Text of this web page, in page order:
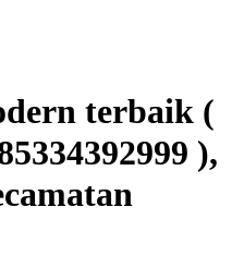
terbaik (
),